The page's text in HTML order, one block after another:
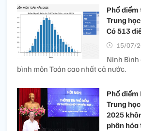
Phổ
Trung
Có 513
15/07/
Ninh
bình môn Toán cao nhất cả nước.
Phổ điểm
Trung
2025
phân hóa